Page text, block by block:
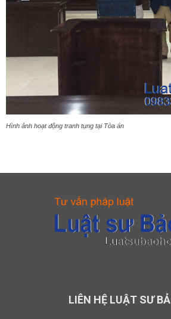
Hình ảnh hoạt động tranh tụng tại Tòa án
LIÊN HỆ LUẬT SƯ